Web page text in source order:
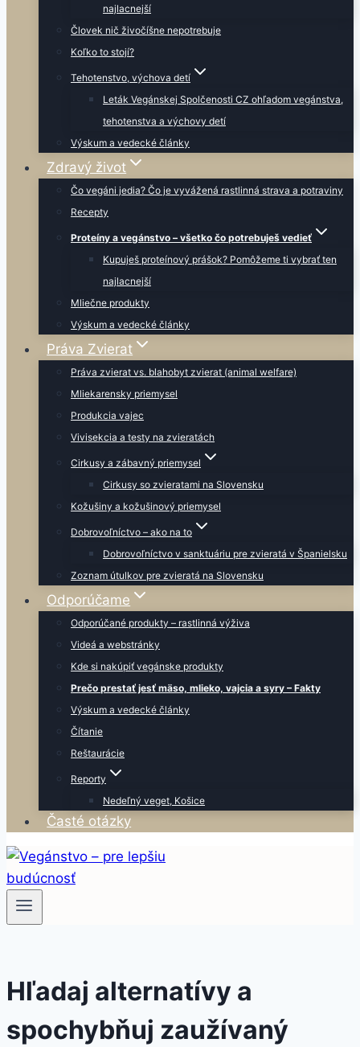
najlacnejší
Človek nič živočíšne nepotrebuje
Koľko to stojí?
Tehotenstvo, výchova detí
Leták Vegánskej Spolčenosti CZ ohľadom vegánstva,
tehotenstva a výchovy detí
Výskum a vedecké články
Zdravý život
Čo vegáni jedia? Čo je vyvážená rastlinná strava a potraviny
Recepty
Proteíny a vegánstvo – všetko čo potrebuješ vedieť
Kupuješ proteínový prášok? Pomôžeme ti vybrať ten
najlacnejší
Mliečne produkty
Výskum a vedecké články
Práva Zvierat
Práva zvierat vs. blahobyt zvierat (animal welfare)
Mliekarensky priemysel
Produkcia vajec
Vivisekcia a testy na zvieratách
Cirkusy a zábavný priemysel
Cirkusy so zvieratami na Slovensku
Kožušiny a kožušinový priemysel
Dobrovoľníctvo – ako na to
Dobrovoľníctvo v sanktuáriu pre zvieratá v Španielsku
Zoznam útulkov pre zvieratá na Slovensku
Odporúčame
Odporúčané produkty – rastlinná výživa
Videá a webstránky
Kde si nakúpiť vegánske produkty
Prečo prestať jesť mäso, mlieko, vajcia a syry – Fakty
Výskum a vedecké články
Čítanie
Reštaurácie
Reporty
Nedeľný veget, Košice
Časté otázky
Hľadaj alternatívy a
spochybňuj zaužívaný